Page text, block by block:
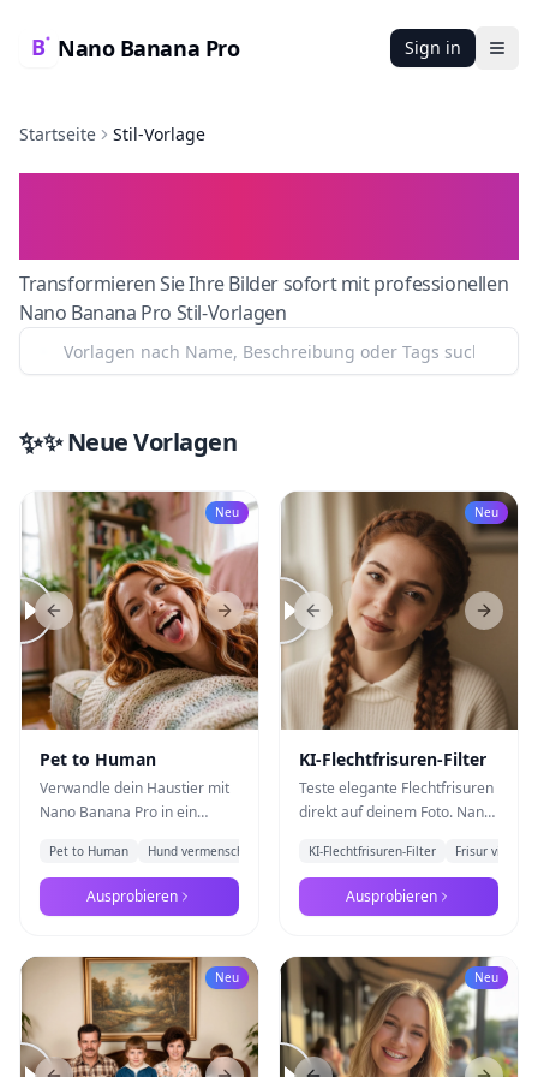
Nano Banana Pro Sign in
Startseite Stil-Vorlage
Transformieren Sie Ihre Bilder sofort mit professionellen
Nano Banana Pro Stil-Vorlagen
✨✨ Neue Vorlagen
Neu
Previous slide Next slide
Pet to Human
Verwandle dein Haustier mit
Nano Banana Pro in ein
Menschenporträt, ohne
Ausdruck, Farbwelt, Pose
oder Persönlichkeit zu
Pet to Human Hund vermenschlichen 1
Ausprobieren
Neu
Previous slide Next
KI-Flechtfrisuren-Filter
Teste elegante Flechtfrisuren
direkt auf deinem Foto. Nano
realistische Zöpfe, die zu
Gesichtsform, Haarstruktur
und Haarfall passen.
KI-Flechtfrisuren-Filter Frisur virtuell
Ausprobieren
Neu Neu